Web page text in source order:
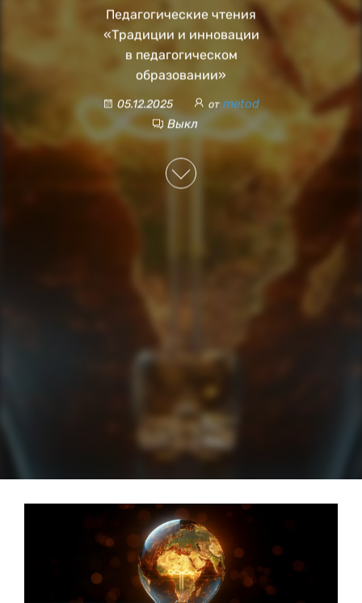
Педагогические чтения
«Традиции и инновации
в педагогическом
образовании»
05.12.2025 от metod
Выкл